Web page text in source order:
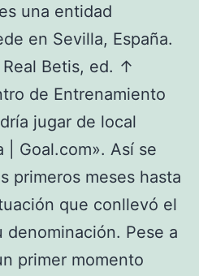
una entidad
en Sevilla, España.
Betis, ed. ↑
de Entrenamiento
jugar de local
| Goal.com». Así se
primeros meses hasta
que conllevó el
denominación. Pese a
primer momento